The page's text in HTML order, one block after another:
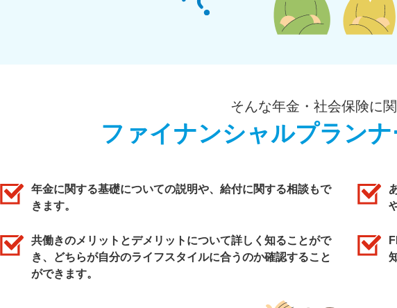
そんな年金・社会保険に
ファイナンシャルプランナ
年金に関する基礎についての説明や、給付に関する相談もで
きます。
共働きのメリットとデメリットについて詳しく知ることがで
き、どちらが自分のライフスタイルに合うのか確認すること
ができます。